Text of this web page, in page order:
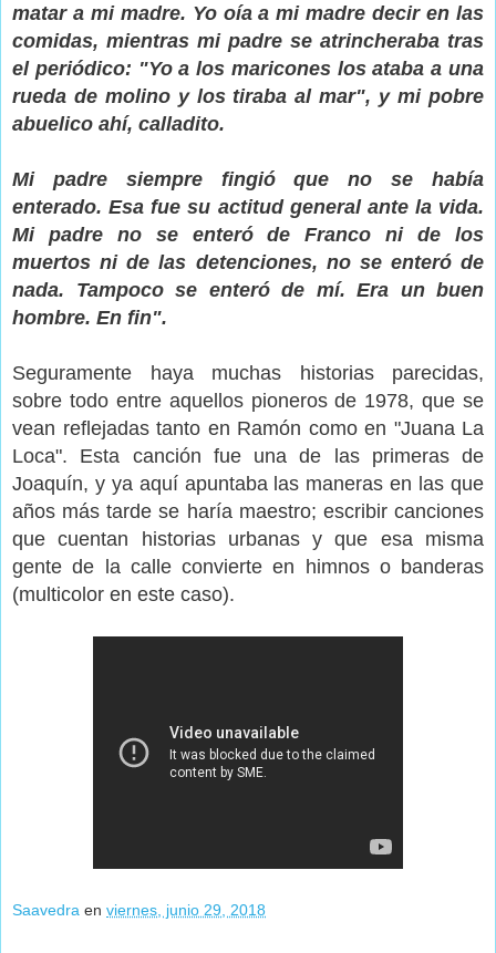
matar a mi madre. Yo oía a mi madre decir en las
comidas, mientras mi padre se atrincheraba tras
el periódico: "Yo a los maricones los ataba a una
rueda de molino y los tiraba al mar", y mi pobre
abuelico ahí, calladito.
Mi padre siempre fingió que no se había
enterado. Esa fue su actitud general ante la vida.
Mi padre no se enteró de Franco ni de los
muertos ni de las detenciones, no se enteró de
nada. Tampoco se enteró de mí. Era un buen
hombre. En fin".
Seguramente haya muchas historias parecidas,
sobre todo entre aquellos pioneros de 1978, que se
vean reflejadas tanto en Ramón como en "Juana La
Loca". Esta canción fue una de las primeras de
Joaquín, y ya aquí apuntaba las maneras en las que
años más tarde se haría maestro; escribir canciones
que cuentan historias urbanas y que esa misma
gente de la calle convierte en himnos o banderas
(multicolor en este caso).
Saavedra en viernes, junio 29, 2018